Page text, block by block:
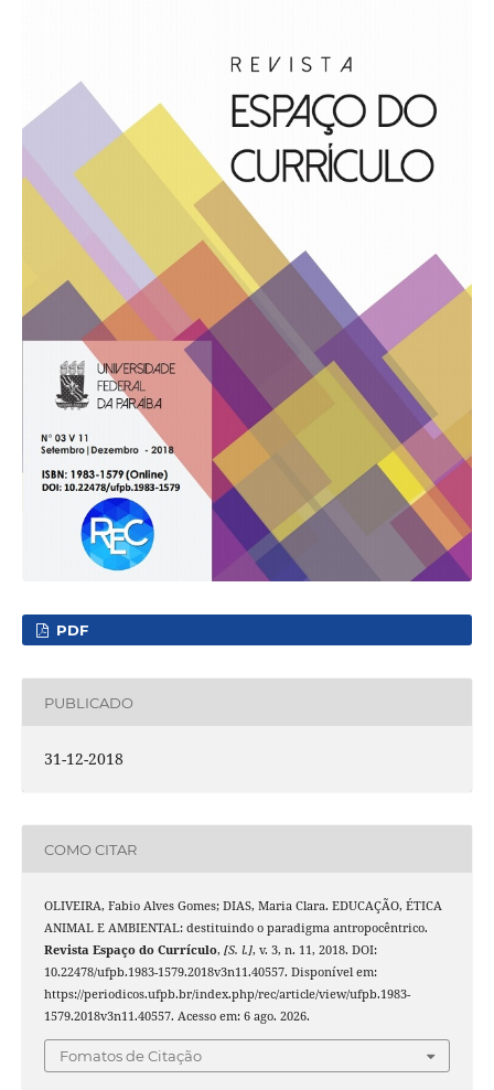
PDF
PUBLICADO
31-12-2018
COMO CITAR
OLIVEIRA, Fabio Alves Gomes; DIAS, Maria Clara. EDUCAÇÃO, ÉTICA
ANIMAL E AMBIENTAL: destituindo o paradigma antropocêntrico.
Revista Espaço do Currículo, [S. l.], v. 3, n. 11, 2018. DOI:
10.22478/ufpb.1983-1579.2018v3n11.40557. Disponível em:
https://periodicos.ufpb.br/index.php/rec/article/view/ufpb.1983-
1579.2018v3n11.40557. Acesso em: 6 ago. 2026.
Fomatos de Citação